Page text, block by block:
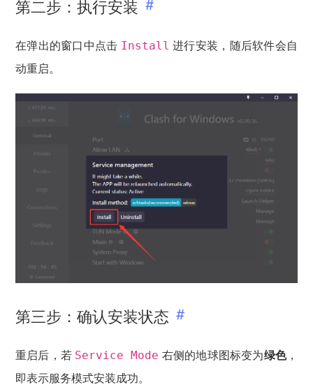
第二步：执行安装
在弹出的窗口中点击 Install 进行安装，随后软件会自
动重启。
第三步：确认安装状态
重启后，若 Service Mode 右侧的地球图标变为绿色，
即表示服务模式安装成功。